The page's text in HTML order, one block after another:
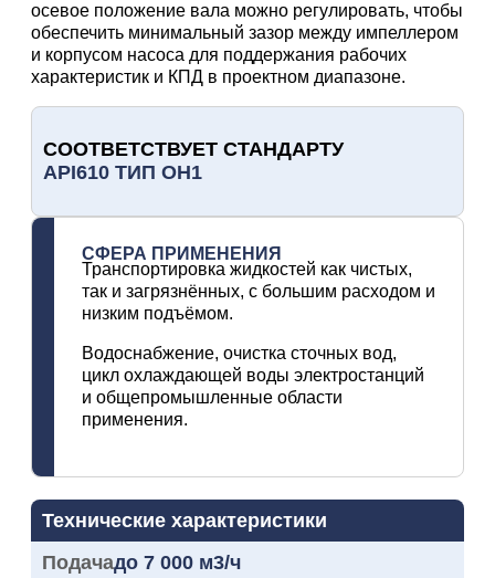
осевое положение вала можно регулировать, чтобы
обеспечить минимальный зазор между импеллером
и корпусом насоса для поддержания рабочих
характеристик и КПД в проектном диапазоне.
СООТВЕТСТВУЕТ СТАНДАРТУ
API610 ТИП OH1
СФЕРА ПРИМЕНЕНИЯ
Транспортировка жидкостей как чистых,
так и загрязнённых, с большим расходом и
низким подъёмом.
Водоснабжение, очистка сточных вод,
цикл охлаждающей воды электростанций
и общепромышленные области
применения.
Технические характеристики
Подачадо 7 000 м3/ч